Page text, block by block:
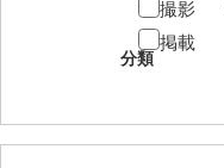
小田家文書
小田家文書
分類
撮影
掲載